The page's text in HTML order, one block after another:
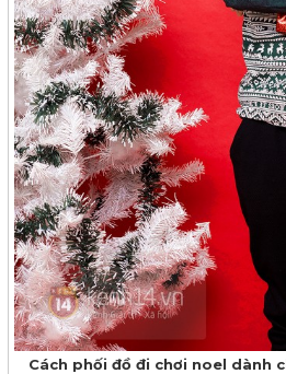
Cách phối đồ đi chơi noel dành